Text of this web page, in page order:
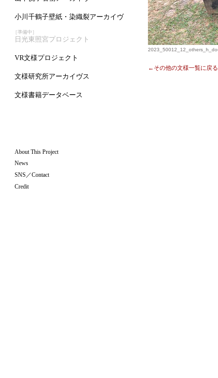
小川千鶴子壁紙・染織裂アーカイヴ
［準備中］
日光東照宮プロジェクト
VR文様プロジェクト
文様研究所アーカイヴス
文様書籍データベース
About This Project
News
SNS／Contact
Credit
←その他の文様一覧に戻る